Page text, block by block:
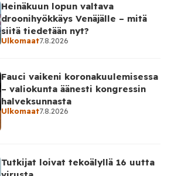
Heinäkuun lopun valtava
droonihyökkäys Venäjälle – mitä
siitä tiedetään nyt?
Ulkomaat7.8.2026
Fauci vaikeni koronakuulemisessa
– valiokunta äänesti kongressin
halveksunnasta
Ulkomaat7.8.2026
Tutkijat loivat tekoälyllä 16 uutta